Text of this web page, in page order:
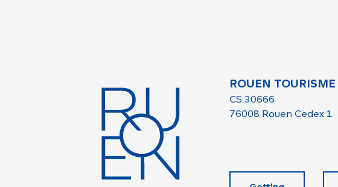
ROUEN TOURISME
CS 30666
76008 Rouen Cedex 1